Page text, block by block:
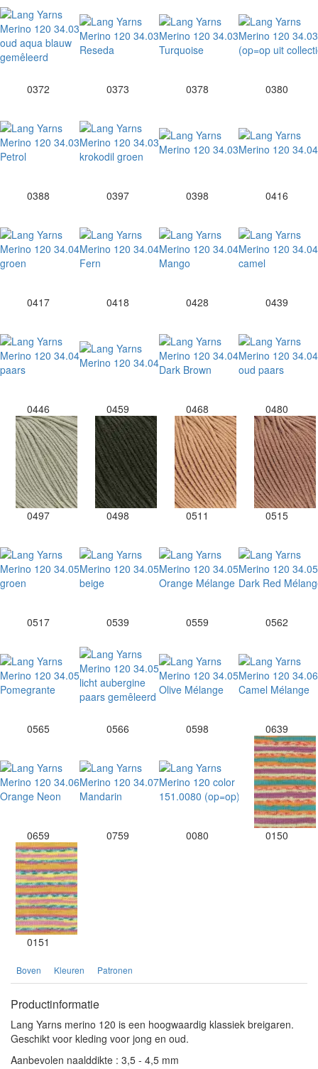
0372 0373 0378 0380
0388 0397 0398 0416
0417 0418 0428 0439
0446 0459 0468 0480
0497 0498 0511 0515
0517 0539 0559 0562
0565 0566 0598 0639
0659 0759 0080 0150
0151
Boven Kleuren Patronen
Productinformatie
Lang Yarns merino 120 is een hoogwaardig klassiek breigaren.
Geschikt voor kleding voor jong en oud.
Aanbevolen naalddikte : 3,5 - 4,5 mm